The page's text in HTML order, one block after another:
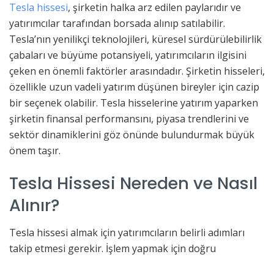
Tesla hissesi, şirketin halka arz edilen paylarıdır ve
yatırımcılar tarafından borsada alınıp satılabilir.
Tesla’nın yenilikçi teknolojileri, küresel sürdürülebilirlik
çabaları ve büyüme potansiyeli, yatırımcıların ilgisini
çeken en önemli faktörler arasındadır. Şirketin hisseleri,
özellikle uzun vadeli yatırım düşünen bireyler için cazip
bir seçenek olabilir. Tesla hisselerine yatırım yaparken
şirketin finansal performansını, piyasa trendlerini ve
sektör dinamiklerini göz önünde bulundurmak büyük
önem taşır.
Tesla Hissesi Nereden ve Nasıl
Alınır?
Tesla hissesi almak için yatırımcıların belirli adımları
takip etmesi gerekir. İşlem yapmak için doğru